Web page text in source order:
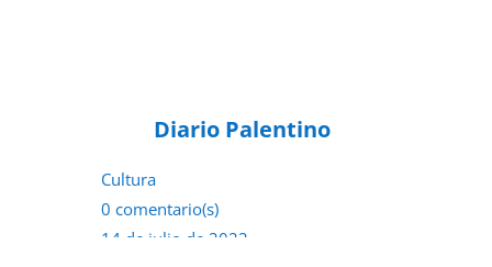
Diario Palentino
Cultura
0 comentario(s)
14 de julio de 2022